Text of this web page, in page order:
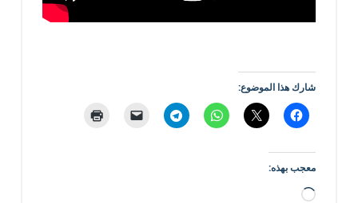
شارك هذا الموضوع:
معجب بهذه:
جاري